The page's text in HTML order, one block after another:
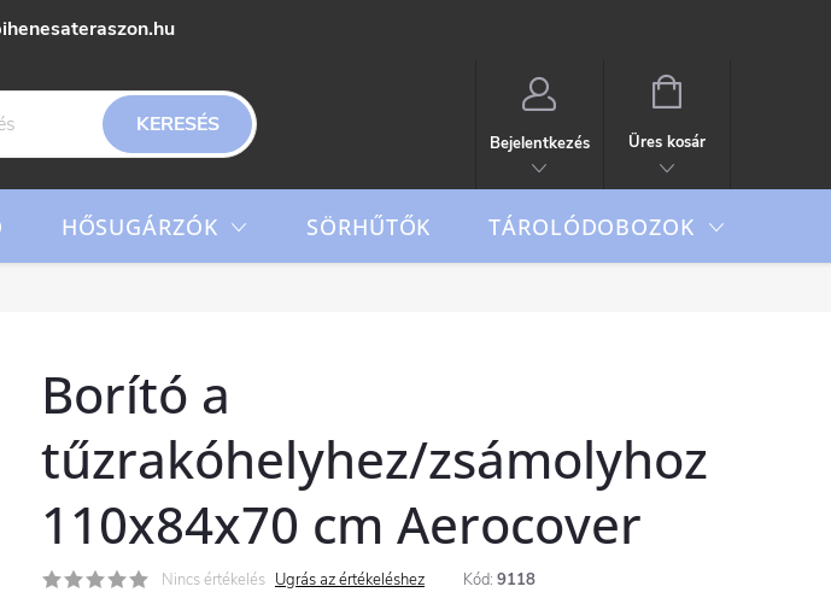
KERESÉS
Bejelentkezés
KOSÁR
Üres kosár
HŐSUGÁRZÓK SÖRHŰTŐK TÁROLÓDOBOZOK
Borító a
tűzrakóhelyhez/zsámolyhoz
110x84x70 cm Aerocover
Nincs értékelés Ugrás az értékeléshez Kód: 9118